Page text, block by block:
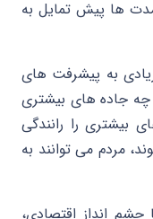
ها پیش تمایل به
به پیشرفت های
جاده های بیشتری
بیشتری را رانندگی
مردم می توانند به
چشم انداز اقتصادی،